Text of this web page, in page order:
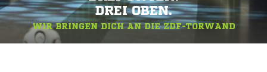
DREI OBEN.
WIR BRINGEN DICH AN DIE ZDF-TORWAND